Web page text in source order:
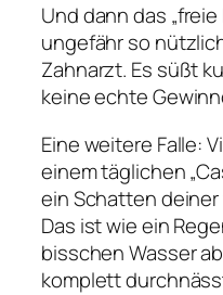
Und dann das
ungefähr so
Zahnarzt. Es süßt
keine echte
Eine weitere Falle:
einem täglichen
ein Schatten
Das ist wie ein
bisschen Wasser
komplett